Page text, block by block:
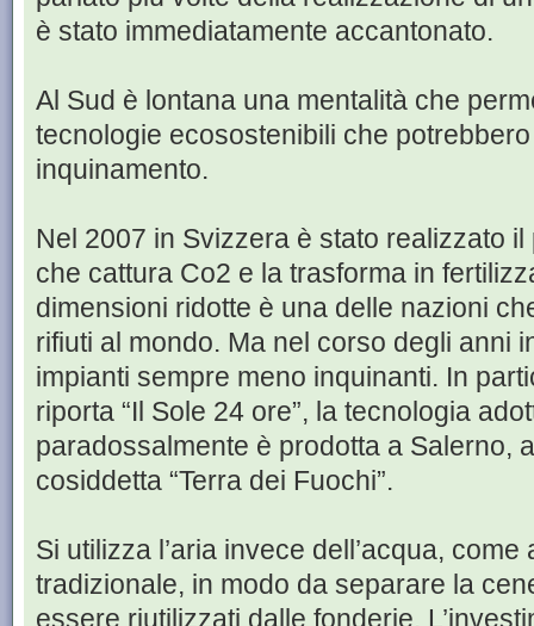
è stato immediatamente accantonato.
Al Sud è lontana una mentalità che
tecnologie ecosostenibili che
inquinamento.
Nel 2007 in Svizzera è stato realizzato
che cattura Co2 e la trasforma in
dimensioni ridotte è una delle nazioni
rifiuti al mondo. Ma nel corso degli anni
impianti sempre meno inquinanti. In
riporta “Il Sole 24 ore”, la tecnologia
paradossalmente è prodotta a Salerno,
cosiddetta “Terra dei Fuochi”.
Si utilizza l’aria invece dell’acqua,
tradizionale, in modo da separare la
essere riutilizzati dalle fonderie.